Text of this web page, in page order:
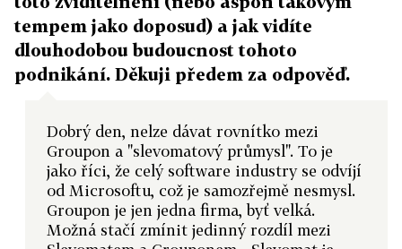
tempem jako doposud) a jak vidíte
dlouhodobou budoucnost tohoto
podnikání. Děkuji předem za odpověď.
Dobrý den, nelze dávat rovnítko mezi
Groupon a "slevomatový průmysl". To je
jako říci, že celý software industry se odvíjí
od Microsoftu, což je samozřejmě nesmysl.
Groupon je jen jedna firma, byť velká.
Možná stačí zmínit jedinný rozdíl mezi